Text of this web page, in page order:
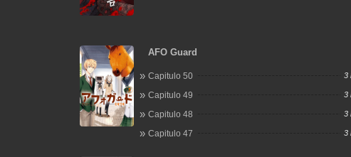
AFO Guard
Capitulo 50 3
Capitulo 49 3
Capitulo 48 3
Capitulo 47 3